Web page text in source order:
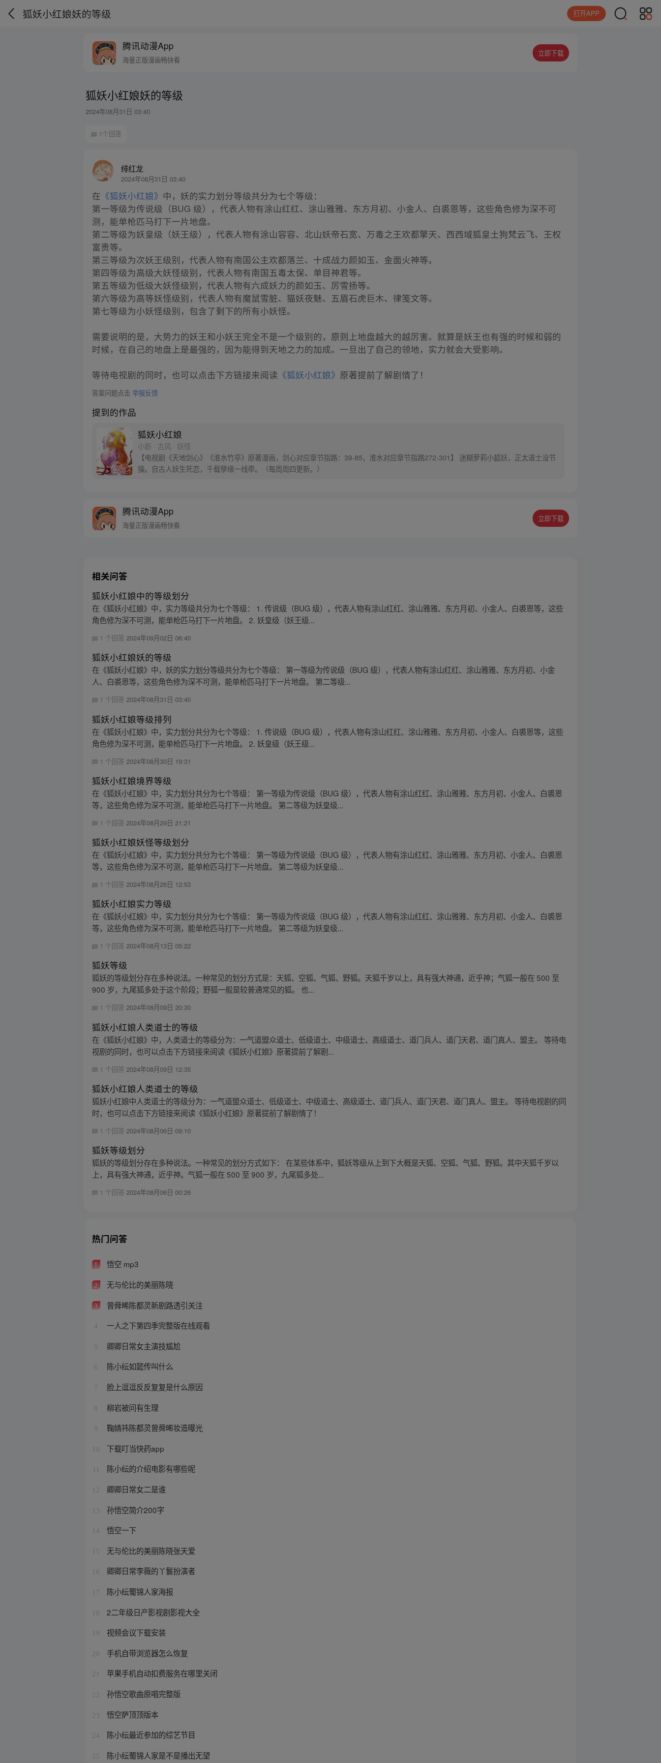
狐妖小红娘妖的等级 打开APP
腾讯动漫App
海量正版漫画畅快看
立即下载
狐妖小红娘妖的等级
2024年08月31日 03:40
1个回答
绯红龙
2024年08月31日 03:40
在 《狐妖小红娘》 中，妖的实力划分等级共分为七个等级：
第一等级为传说级（BUG 级），代表人物有涂山红红、涂山雅雅、东方月初、小金人、白裘恩等，这些角色修为深不可
测，能单枪匹马打下一片地盘。
第二等级为妖皇级（妖王级），代表人物有涂山容容、北山妖帝石宽、万毒之王欢都擎天、西西域狐皇土狗梵云飞、王权
富贵等。
第三等级为次妖王级别，代表人物有南国公主欢都落兰、十成战力颜如玉、金面火神等。
第四等级为高级大妖怪级别，代表人物有南国五毒太保、单目神君等。
第五等级为低级大妖怪级别，代表人物有六成妖力的颜如玉、厉雪扬等。
第六等级为高等妖怪级别，代表人物有魔鼠雪脏、猫妖夜魅、五眉石虎巨木、律笺文等。
第七等级为小妖怪级别，包含了剩下的所有小妖怪。
需要说明的是，大势力的妖王和小妖王完全不是一个级别的，原则上地盘越大的越厉害。就算是妖王也有强的时候和弱的
时候，在自己的地盘上是最强的，因为能得到天地之力的加成。一旦出了自己的领地，实力就会大受影响。
等待电视剧的同时，也可以点击下方链接来阅读 《狐妖小红娘》 原著提前了解剧情了！
答案问题点击举报反馈
提到的作品
狐妖小红娘
小新 · 古风 · 妖怪
【电视剧《天地剑心》《淮水竹亭》原著漫画，剑心对应章节指路：39-85，淮水对应章节指路272-301】 迷糊萝莉小狐妖，正太道士没节
操。自古人妖生死恋，千载孽缘一线牵。（每周周四更新。）
腾讯动漫App
海量正版漫画畅快看
立即下载
相关问答
狐妖小红娘中的等级划分
在《狐妖小红娘》中，实力等级共分为七个等级： 1. 传说级（BUG 级），代表人物有涂山红红、涂山雅雅、东方月初、小金人、白裘恩等，这些
角色修为深不可测，能单枪匹马打下一片地盘。 2. 妖皇级（妖王级...
1 个回答2024年09月02日 06:40
狐妖小红娘妖的等级
在《狐妖小红娘》中，妖的实力划分等级共分为七个等级： 第一等级为传说级（BUG 级），代表人物有涂山红红、涂山雅雅、东方月初、小金
人、白裘恩等，这些角色修为深不可测，能单枪匹马打下一片地盘。 第二等级...
1 个回答2024年08月31日 03:40
狐妖小红娘等级排列
在《狐妖小红娘》中，实力划分共分为七个等级： 1. 传说级（BUG 级），代表人物有涂山红红、涂山雅雅、东方月初、小金人、白裘恩等，这些
角色修为深不可测，能单枪匹马打下一片地盘。 2. 妖皇级（妖王级...
1 个回答 2024年08月30日 19:31
狐妖小红娘境界等级
在《狐妖小红娘》中，实力划分共分为七个等级： 第一等级为传说级（BUG 级），代表人物有涂山红红、涂山雅雅、东方月初、小金人、白裘恩
等，这些角色修为深不可测，能单枪匹马打下一片地盘。 第二等级为妖皇级...
1 个回答 2024年08月29日 21:21
狐妖小红娘妖怪等级划分
在《狐妖小红娘》中，实力划分共分为七个等级： 第一等级为传说级（BUG 级），代表人物有涂山红红、涂山雅雅、东方月初、小金人、白裘恩
等，这些角色修为深不可测，能单枪匹马打下一片地盘。 第二等级为妖皇级...
1 个回答2024年08月26日 12:53
狐妖小红娘实力等级
在《狐妖小红娘》中，实力划分共分为七个等级： 第一等级为传说级（BUG 级），代表人物有涂山红红、涂山雅雅、东方月初、小金人、白裘恩
等，这些角色修为深不可测，能单枪匹马打下一片地盘。 第二等级为妖皇级...
1 个回答2024年08月13日 05:22
狐妖等级
狐妖的等级划分存在多种说法。一种常见的划分方式是：天狐、空狐、气狐、野狐。天狐千岁以上，具有强大神通，近乎神；气狐一般在 500 至
900 岁，九尾狐多处于这个阶段；野狐一般是较普通常见的狐。 也...
1 个回答2024年08月09日 20:30
狐妖小红娘人类道士的等级
在《狐妖小红娘》中，人类道士的等级分为：一气道盟众道士、低级道士、中级道士、高级道士、道门兵人、道门天君、道门真人、盟主。 等待电
视剧的同时，也可以点击下方链接来阅读《狐妖小红娘》原著提前了解剧...
1 个回答 2024年08月09日 12:35
狐妖小红娘人类道士的等级
狐妖小红娘中人类道士的等级分为：一气道盟众道士、低级道士、中级道士、高级道士、道门兵人、道门天君、道门真人、盟主。 等待电视剧的同
时，也可以点击下方链接来阅读《狐妖小红娘》原著提前了解剧情了！
1 个回答 2024年08月06日 09:10
狐妖等级划分
狐妖的等级划分存在多种说法。一种常见的划分方式如下： 在某些体系中，狐妖等级从上到下大概是天狐、空狐、气狐、野狐。其中天狐千岁以
上，具有强大神通，近乎神。气狐一般在 500 至 900 岁，九尾狐多处...
1 个回答2024年08月06日 00:26
热门问答
1 悟空 mp3
2 无与伦比的美丽陈晓
3 曾舜晞陈都灵新剧路透引关注
4 一人之下第四季完整版在线观看
5 卿卿日常女主演技尴尬
6 陈小纭如懿传叫什么
7 脸上逗逗反反复复是什么原因
8 柳岩被问有生理
9 鞠婧祎陈都灵曾舜晞妆造曝光
10 下载叮当快药app
陈小纭的介绍电影有哪些呢
12 卿卿日常女二是谁
13 孙悟空简介200字
14 悟空一下
15 无与伦比的美丽陈晓张天爱
16 卿卿日常李薇的丫鬟扮演者
17 陈小纭蜀锦人家海报
18 2二年级日产影视剧影视大全
19 视频会议下载安装
20 手机自带浏览器怎么恢复
21 苹果手机自动扣费服务在哪里关闭
22 孙悟空歌曲原唱完整版
23 悟空萨顶顶版本
24 陈小纭最近参加的综艺节目
25 陈小纭蜀锦人家是不是播出无望